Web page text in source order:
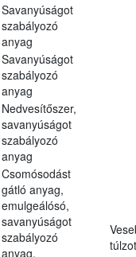
Savanyúságot
szabályozó
anyag
Savanyúságot
szabályozó
anyag
Nedvesítőszer,
savanyúságot
szabályozó
anyag
Csomósodást
gátló anyag,
emulgeálósó,
savanyúságot
szabályozó
anyag,